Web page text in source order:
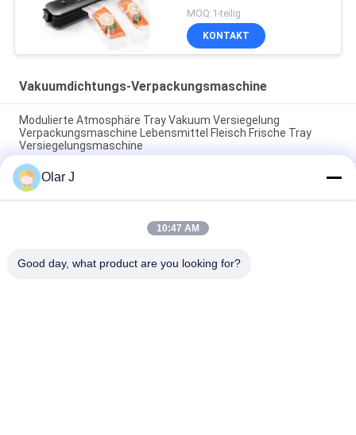
Dropshipping 400mmhg
MOQ:1-teilig
KONTAKT
Vakuumdichtungs-Verpackungsmaschine
Modulierte Atmosphäre Tray Vakuum Versiegelung
Verpackungsmaschine Lebensmittel Fleisch Frische Tray
Versiegelungsmaschine
Präzise Gas-Atmosphärenkontrolle Automatische Karten-
Träger-Siegelmaschine Frische ganze Hühner-Träger-
Verpackungsmaschine
Vakuumhaut-Verpackungsmaschine Tray Sealing Machine
Olar J
10:47 AM
Good day, what product are you looking for?